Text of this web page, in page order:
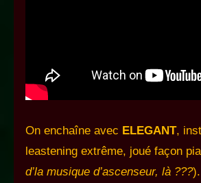
On enchaîne avec ELEGANT,
leastening extrême, joué façon
d’la musique d’ascenseur, là ???).